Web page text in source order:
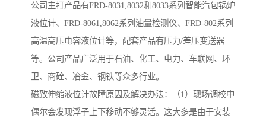
公司主打产品有FRD-8031,8032和8033系列智能汽包锅炉
液位计、FRD-8061,8062系列油量检测仪、FRD-802系列
高温高压电容液位计等，配套产品有压力/差压变送器
等。公司产品广泛用于石油、化工、电力、车联网、环
卫、商砼、冶金、钢铁等众多行业。
磁致伸缩液位计故障原因及解决办法：（1）现场调校中
偶尔会发现浮子上下移动不够灵活。这大多是由于安装